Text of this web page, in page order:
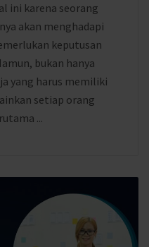
ini karena seorang
akan menghadapi
keputusan
bukan hanya
yang harus memiliki
setiap orang
...